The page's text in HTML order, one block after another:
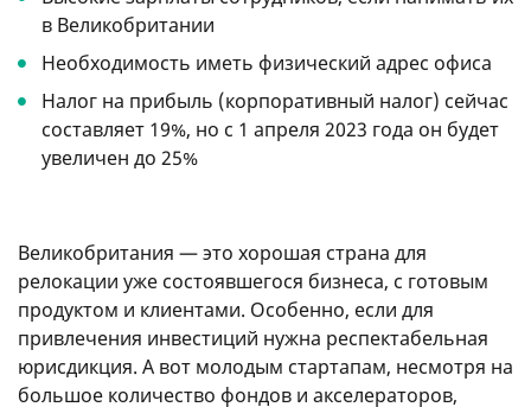
в Великобритании
Необходимость иметь физический адрес офиса
Налог на прибыль (корпоративный налог) сейчас
составляет 19%, но с 1 апреля 2023 года он будет
увеличен до 25%
Великобритания — это хорошая страна для
релокации уже состоявшегося бизнеса, с готовым
продуктом и клиентами. Особенно, если для
привлечения инвестиций нужна респектабельная
юрисдикция. А вот молодым стартапам, несмотря на
большое количество фондов и акселераторов,